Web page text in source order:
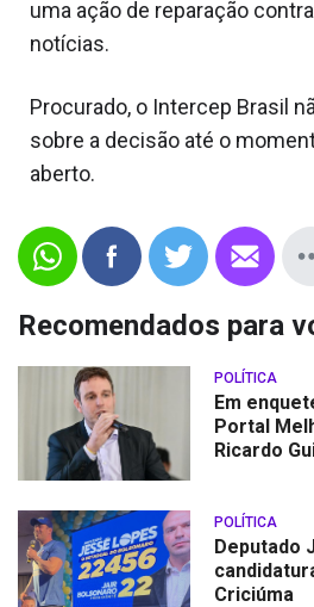
uma ação de reparação
notícias.
Procurado, o Intercep Brasil
sobre a decisão até o
aberto.
Recomendados para
POLÍTICA
Em
Portal
Ricardo
POLÍTICA
Deputado
Criciúma